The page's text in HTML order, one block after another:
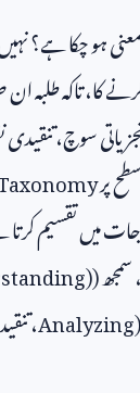
ہو چکا ہے؟
کا، تاکہ طلبہ
سوچ، تنقیدی
پر
میں تقسیم
، سمجھ (
Analyzing)،